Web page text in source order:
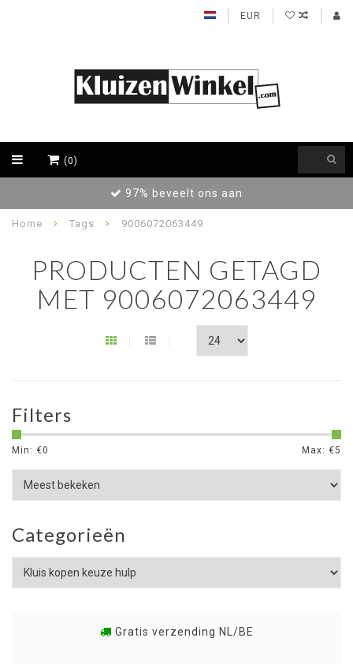
EUR
(0)
97% beveelt ons aan
Home Tags 9006072063449
PRODUCTEN GETAGD
MET 9006072063449
Filters
Min: €0 Max: €5
Categorieën
Gratis verzending NL/BE